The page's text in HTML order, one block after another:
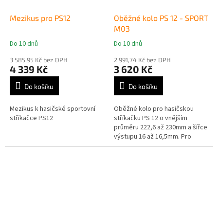
Mezikus pro PS12
Průměrné
produktu
je
4,5
hvězdiček.
Do 10 dnů
3 585,95 Kč bez DPH
4 339 Kč
Do košíku
Mezikus k hasičské sportovní
stříkačce PS12
Oběžné kolo PS 12 - SPORT
M03
Průměrné
produktu
je
5,0
hvězdiček.
Do 10 dnů
2 991,74 Kč bez DPH
3 620 Kč
Do košíku
Oběžné kolo pro hasičskou
stříkačku PS 12 o vnějším
průměru 222,6 až 230mm a šířce
výstupu 16 až 16,5mm. Pro
motory o objemu 1800-2100mm